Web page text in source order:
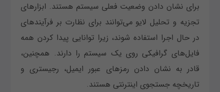
برای نشان دادن وضعیت فعلی سیستم هستند. ابزارهای
تجزیه و تحلیل لایو می‌توانند برای نظارت بر فرآیندهای
در حال اجرا استفاده شوند، زیرا توانایی پیدا کردن همه
فایل‌های گرافیکی روی یک سیستم را دارند. همچنین،
قادر به نشان دادن رمزهای عبور ایمیل، رجیستری و
تاریخچه جستجوی اینترنتی هستند.